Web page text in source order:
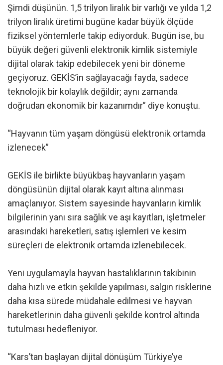
Şimdi düşünün. 1,5 trilyon liralık bir varlığı ve yılda 1,2
trilyon liralık üretimi bugüne kadar büyük ölçüde
fiziksel yöntemlerle takip ediyorduk. Bugün ise, bu
büyük değeri güvenli elektronik kimlik sistemiyle
dijital olarak takip edebilecek yeni bir döneme
geçiyoruz. GEKİS’in sağlayacağı fayda, sadece
teknolojik bir kolaylık değildir; aynı zamanda
doğrudan ekonomik bir kazanımdır” diye konuştu.
“Hayvanın tüm yaşam döngüsü elektronik ortamda
izlenecek”
GEKİS ile birlikte büyükbaş hayvanların yaşam
döngüsünün dijital olarak kayıt altına alınması
amaçlanıyor. Sistem sayesinde hayvanların kimlik
bilgilerinin yanı sıra sağlık ve aşı kayıtları, işletmeler
arasındaki hareketleri, satış işlemleri ve kesim
süreçleri de elektronik ortamda izlenebilecek.
Yeni uygulamayla hayvan hastalıklarının takibinin
daha hızlı ve etkin şekilde yapılması, salgın risklerine
daha kısa sürede müdahale edilmesi ve hayvan
hareketlerinin daha güvenli şekilde kontrol altında
tutulması hedefleniyor.
“Kars’tan başlayan dijital dönüşüm Türkiye’ye